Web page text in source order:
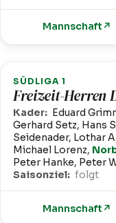
Mannschaft ↗
SÜDLIGA 1
Freizeit-Herren
Kader: Eduard
Gerhard Setz, Hans
Seidenader, Lothar
Michael Lorenz,
Peter Hanke, Peter
Saisonziel: folgt
Mannschaft ↗